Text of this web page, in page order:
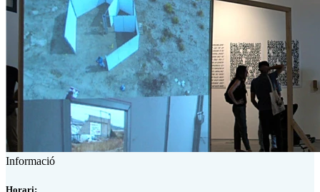
Informació
Horari: